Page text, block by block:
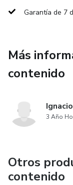
Garantía de 7
Más
contenido
3 Año
Otros
contenido